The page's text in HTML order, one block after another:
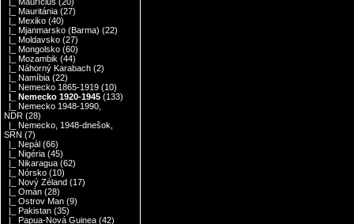
|_ Mauritánia (27)
|_ Mexiko (40)
|_ Mjanmarsko (Barma) (22)
|_ Moldavsko (27)
|_ Mongolsko (60)
|_ Mozambik (44)
|_ Náhorný Karabach (2)
|_ Namíbia (22)
|_ Nemecko 1865-1919 (10)
|_ Nemecko 1920-1945 (133)
|_ Nemecko 1948-1990,
NDR (28)
|_ Nemecko, 1948-dnešok,
SRN (7)
|_ Nepál (66)
|_ Nigéria (45)
|_ Nikaragua (62)
|_ Nórsko (10)
|_ Nový Zéland (17)
|_ Omán (28)
|_ Ostrov Man (9)
|_ Pakistan (35)
|_ Papua-Nová Guinea (42)